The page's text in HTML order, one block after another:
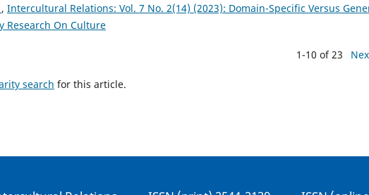
, Intercultural Relations: Vol. 7 No. 2(14) (2023): Domain-Specific Versus
Research On Culture
1-10 of 23
search for this article.